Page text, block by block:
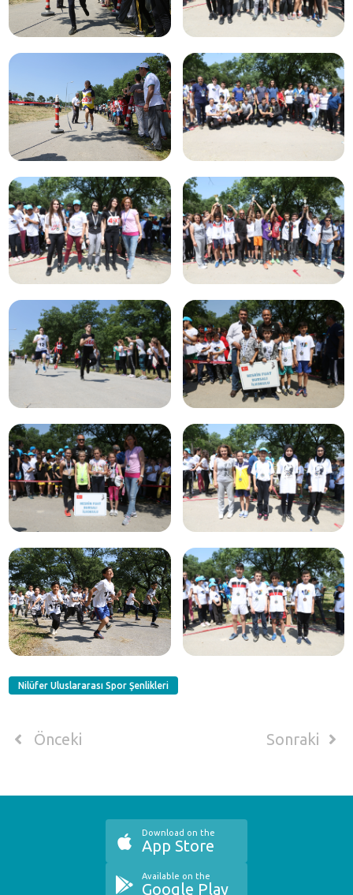
Nilüfer Uluslararası Spor Şenlikleri
Önceki Sonraki
Download on the
App Store
Available on the
Google Play